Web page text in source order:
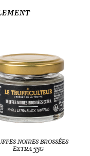
noires brossées
extra 55g